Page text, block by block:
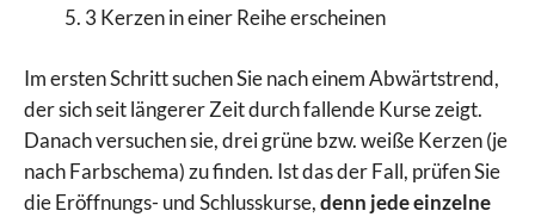
3 Kerzen in einer Reihe erscheinen
Im ersten Schritt suchen Sie nach einem Abwärtstrend,
der sich seit längerer Zeit durch fallende Kurse zeigt.
Danach versuchen sie, drei grüne bzw. weiße Kerzen (je
nach Farbschema) zu finden. Ist das der Fall, prüfen Sie
die Eröffnungs- und Schlusskurse,denn jede einzelne